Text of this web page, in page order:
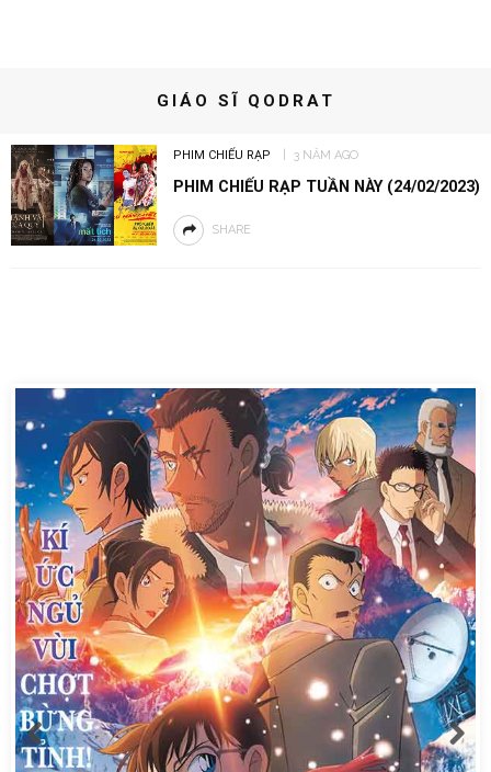
GIÁO SĨ QODRAT
PHIM CHIẾU RẠP 3 NĂM AGO
PHIM CHIẾU RẠP TUẦN NÀY (24/02/2023)
SHARE